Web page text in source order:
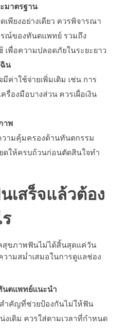
มาตรฐาน
เพียงอย่างเดียว ควรพิจารณา
ณ์ของทันตแพทย์ รวมถึง
เพื่อความปลอดภัยในระยะยาว
ฉิน
ค่าใช้จ่ายเพิ่มเติม เช่น การ
รื่องมือบางส่วน ควรเผื่อเงิน
าพ
ามคุ้มครองด้านทันตกรรม
ดให้ครบถ้วนก่อนตัดสินใจทำ
เสร็จแล้วต้อง
สุขภาพฟันไม่ได้สิ้นสุดแค่วัน
วามสม่ำเสมอในการดูแลช่อง
นตแพทย์แนะนำ
ำคัญที่ช่วยป้องกันไม่ให้ฟัน
งเดิม ควรใส่ตามเวลาที่กำหนด